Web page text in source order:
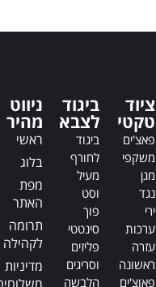
t
i
v
ציוד
טקטי
פאצ'ים
משקפי
מגן
נגד
ירי
ערכות
עזרה
ראשונה
פאוצ'ים
ביגוד
לצבא
ביגוד
לחורף
מעיל
וסט
פוך
סינטטי
פליזים
וסריגים
הלבשה
ניווט
מהיר
ראשי
בלוג
מפת
האתר
תרומה
לקהילה
מדיניות